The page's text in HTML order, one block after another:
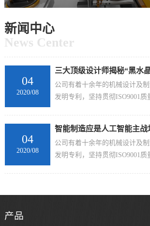
新闻中心
News Center
04
2020/08
系，改革开放后，社会对包装
加上政府的重视与扶持，中国
04
2020/08
公司有着十余年的机械设计及
发明专利，坚持贯彻ISO9001
04
2020/08
智能制造应是人工智能主战
公司有着十余年的机械设计及
发明专利，坚持贯彻ISO9001
04
系，改革开放后，社会对包装
产品